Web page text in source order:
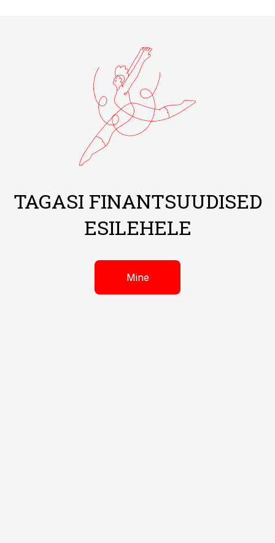
TAGASI FINANTSUUDISED
ESILEHELE
Mine